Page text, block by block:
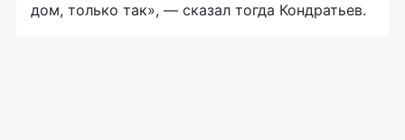
дом, только так», — сказал тогда Кондратьев.